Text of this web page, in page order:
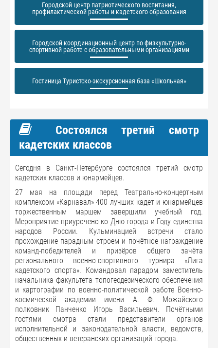
Городской центр патриотического воспитания,
профилактической работы и кадетского образования
Городской координационный центр по физкультурно-
спортивной работе с образовательными организациями
Гостиница Туристско-экскурсионная база «Школьная»
Состоялся третий смотр
кадетских классов
Сегодня в Санкт-Петербурге состоялся третий смотр
кадетских классов и юнармейцев.
27 мая на площади перед Театрально-концертным
комплексом «Карнавал» 400 лучших кадет и юнармейцев
торжественным маршем завершили учебный год.
Мероприятие приурочено ко Дню города и Году единства
народов России. Кульминацией встречи стало
прохождение парадным строем и почётное награждение
команд-победителей и призёров общего зачёта
регионального военно-спортивного турнира «Лига
кадетского спорта». Командовал парадом заместитель
начальника факультета топогеодезического обеспечения
и картографии по военно-политической работе Военно-
космической академии имени А. Ф. Можайского
полковник Панченко Игорь Васильевич. Почётными
гостями смотра стали представители органов
исполнительной и законодательной власти, ведомств,
общественных и ветеранских организаций города.